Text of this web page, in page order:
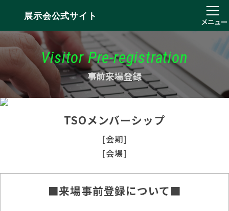
展示会公式サイト
メニュー
Visitor Pre-registration
事前来場登録
TSOメンバーシップ
[会期]
[会場]
■来場事前登録について■